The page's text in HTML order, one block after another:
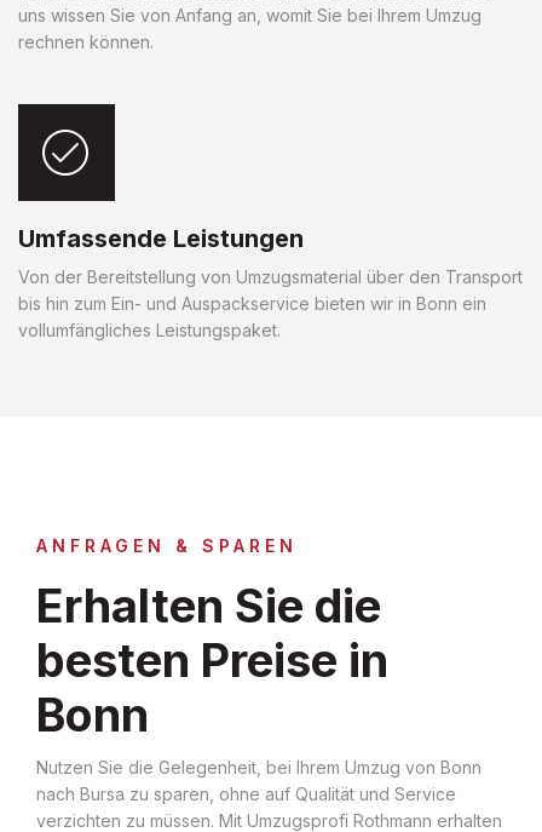
uns wissen Sie von Anfang an, womit Sie bei Ihrem Umzug
rechnen können.
Umfassende Leistungen
Von der Bereitstellung von Umzugsmaterial über den Transport
bis hin zum Ein- und Auspackservice bieten wir in Bonn ein
vollumfängliches Leistungspaket.
ANFRAGEN & SPAREN
Erhalten Sie die
besten Preise in
Bonn
Nutzen Sie die Gelegenheit, bei Ihrem Umzug von Bonn
nach Bursa zu sparen, ohne auf Qualität und Service
verzichten zu müssen. Mit Umzugsprofi Rothmann erhalten